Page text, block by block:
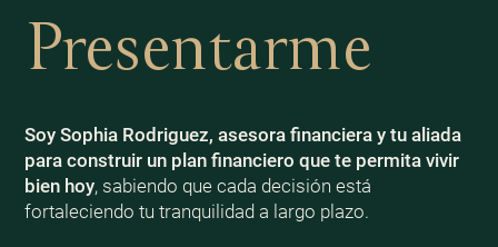
Presentarme
Soy Sophia Rodriguez, asesora financiera y tu aliada
para construir un plan financiero que te permita vivir
bien hoy, sabiendo que cada decisión está
fortaleciendo tu tranquilidad a largo plazo.